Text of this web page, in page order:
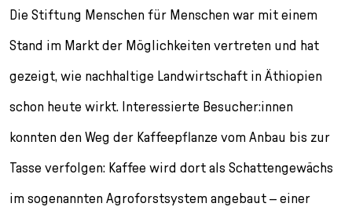
i
n
Die Stiftung Menschen für Menschen war mit einem
Stand im Markt der Möglichkeiten vertreten und hat
gezeigt, wie nachhaltige Landwirtschaft in Äthiopien
schon heute wirkt. Interessierte Besucher:innen
konnten den Weg der Kaffeepflanze vom Anbau bis zur
Tasse verfolgen: Kaffee wird dort als Schattengewächs
im sogenannten Agroforstsystem angebaut – einer